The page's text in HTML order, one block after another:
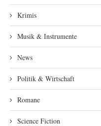
Krimis
Musik & Instrumente
News
Politik & Wirtschaft
Romane
Science Fiction